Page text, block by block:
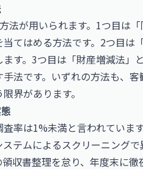
法が用いられます。1つ目は
てはめる方法です。2つ目は
す。3つ目は「財産増減法」
法です。いずれの方法も、
界があります。
率は1%未満と言われていま
テムによるスクリーニング
収書整理を怠り、年度末に